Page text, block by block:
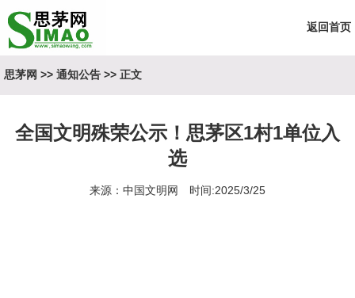
返回首页
思茅网 >> 通知公告>> 正文
全国文明殊荣公示！思茅区1村1单位入
选
来源：中国文明网 时间:2025/3/25